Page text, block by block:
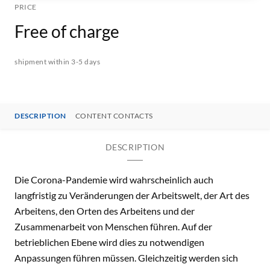
PRICE
Free of charge
shipment within 3-5 days
DESCRIPTION CONTENT CONTACTS
DESCRIPTION
Die Corona-Pandemie wird wahrscheinlich auch
langfristig zu Veränderungen der Arbeitswelt, der Art des
Arbeitens, den Orten des Arbeitens und der
Zusammenarbeit von Menschen führen. Auf der
betrieblichen Ebene wird dies zu notwendigen
Anpassungen führen müssen. Gleichzeitig werden sich